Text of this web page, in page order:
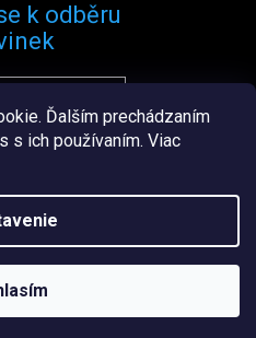
Ďalším prechádzaním
s ich používaním. Viac
k odběru
se
Mazáň
. Všetky práva vyhradené.